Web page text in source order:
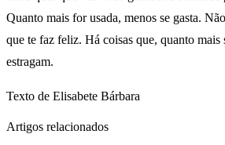
Quanto mais for usada, menos se gasta.
que te faz feliz. Há coisas que, quanto mais
estragam.
Texto de Elisabete Bárbara
Artigos relacionados